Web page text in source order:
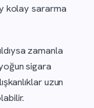
kolay sararma
zamanla
sigara
uzun